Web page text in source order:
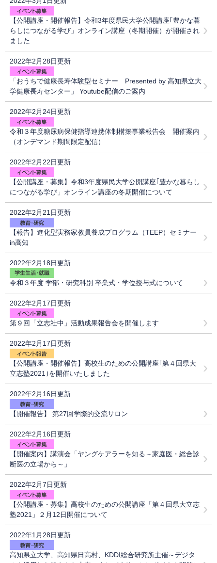
【公開講座・開催報告】令和3年度県民大学公開講座｢豊かな暮
らしにつながる学び」オンライン講座（冬期開催）が開催され
ました
2022年2月28日更新
「おうちで健康長寿体験型セミナー Presented by 高知県立大
学健康長寿センター」 Youtube配信のご案内
2022年2月24日更新
令和３年度糖尿病保健指導連携体制構築事業報告会 開催案内
（オンデマンド期間限定配信）
2022年2月22日更新
【公開講座・募集】令和3年度県民大学公開講座｢豊かな暮らし
につながる学び」オンライン講座の冬期開催について
2022年2月21日更新
【報告】進化型実務家教員養成プログラム（TEEP）セミナー
in高知
2022年2月18日更新
令和３年度 学部・研究科別 卒業式・学位授与式について
2022年2月17日更新
第９回「立志社中」活動成果報告会を開催します
2022年2月17日更新
【公開講座・開催報告】高校生のための公開講座｢第４回県大
立志塾2021｣を開催いたしました
2022年2月16日更新
【開催報告】 第27回学際的交流サロン
2022年2月16日更新
【開催案内】講演会「ヤングケアラーを知る～家庭医・総合診
断医の立場から～」
2022年2月7日更新
【公開講座・募集】高校生のための公開講座「第４回県大立志
塾2021」２月12日開催について
2022年1月28日更新
高知県立大学、高知県日高村、KDDI総合研究所主催～デジタ